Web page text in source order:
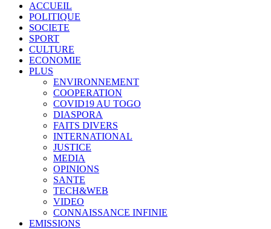
ACCUEIL
POLITIQUE
SOCIETE
SPORT
CULTURE
ECONOMIE
PLUS
ENVIRONNEMENT
COOPERATION
COVID19 AU TOGO
DIASPORA
FAITS DIVERS
INTERNATIONAL
JUSTICE
MEDIA
OPINIONS
SANTE
TECH&WEB
VIDEO
CONNAISSANCE INFINIE
EMISSIONS